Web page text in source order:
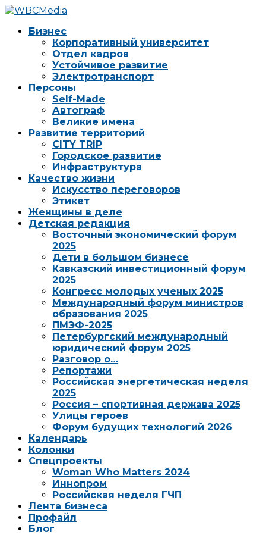
Бизнес
Корпоративный университет
Отдел кадров
Устойчивое развитие
Электротранспорт
Персоны
Self-Made
Автограф
Великие имена
Развитие территорий
CITY TRIP
Городское развитие
Инфраструктура
Качество жизни
Искусство переговоров
Этикет
Женщины в деле
Детская редакция
Восточный экономический форум
2025
Дети в большом бизнесе
Кавказский инвестиционный форум
2025
Конгресс молодых ученых 2025
Международный форум министров
образования 2025
ПМЭФ-2025
Петербургский международный
юридический форум 2025
Разговор о…
Репортажи
Российская энергетическая неделя
2025
Россия – спортивная держава 2025
Улицы героев
Форум будущих технологий 2026
Календарь
Колонки
Спецпроекты
Woman Who Matters 2024
Иннопром
Российская неделя ГЧП
Лента бизнеса
Профайл
Блог